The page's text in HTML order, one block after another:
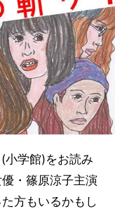
小学館)をお読み
・篠原涼子主演
方もいるかもし